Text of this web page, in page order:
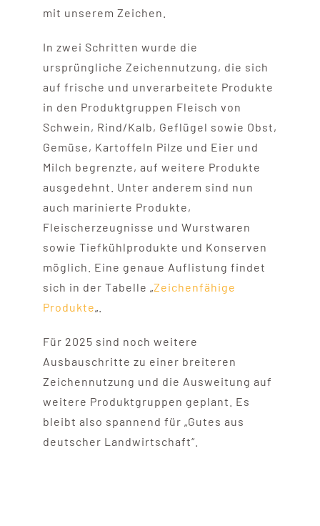
mit unserem Zeichen.
In zwei Schritten wurde die
ursprüngliche Zeichennutzung, die sich
auf frische und unverarbeitete Produkte
in den Produktgruppen Fleisch von
Schwein, Rind/Kalb, Geflügel sowie Obst,
Gemüse, Kartoffeln Pilze und Eier und
Milch begrenzte, auf weitere Produkte
ausgedehnt. Unter anderem sind nun
auch marinierte Produkte,
Fleischerzeugnisse und Wurstwaren
sowie Tiefkühlprodukte und Konserven
möglich. Eine genaue Auflistung findet
sich in der Tabelle „Zeichenfähige
Produkte„.
Für 2025 sind noch weitere
Ausbauschritte zu einer breiteren
Zeichennutzung und die Ausweitung auf
weitere Produktgruppen geplant. Es
bleibt also spannend für „Gutes aus
deutscher Landwirtschaft“.